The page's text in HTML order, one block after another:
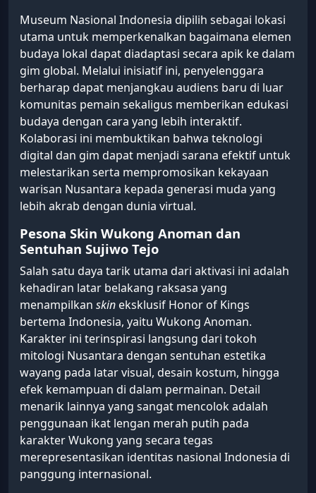
Museum Nasional Indonesia dipilih sebagai lokasi
utama untuk memperkenalkan bagaimana elemen
budaya lokal dapat diadaptasi secara apik ke dalam
gim global. Melalui inisiatif ini, penyelenggara
berharap dapat menjangkau audiens baru di luar
komunitas pemain sekaligus memberikan edukasi
budaya dengan cara yang lebih interaktif.
Kolaborasi ini membuktikan bahwa teknologi
digital dan gim dapat menjadi sarana efektif untuk
melestarikan serta mempromosikan kekayaan
warisan Nusantara kepada generasi muda yang
lebih akrab dengan dunia virtual.
Pesona Skin Wukong Anoman dan
Sentuhan Sujiwo Tejo
Salah satu daya tarik utama dari aktivasi ini adalah
kehadiran latar belakang raksasa yang
menampilkan skin eksklusif Honor of Kings
bertema Indonesia, yaitu Wukong Anoman.
Karakter ini terinspirasi langsung dari tokoh
mitologi Nusantara dengan sentuhan estetika
wayang pada latar visual, desain kostum, hingga
efek kemampuan di dalam permainan. Detail
menarik lainnya yang sangat mencolok adalah
penggunaan ikat lengan merah putih pada
karakter Wukong yang secara tegas
merepresentasikan identitas nasional Indonesia di
panggung internasional.